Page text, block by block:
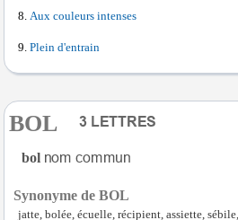
Aux couleurs intenses
Plein d'entrain
BOL
bol
Synonyme de BOL
jatte, bolée, écuelle, récipient, assiette,